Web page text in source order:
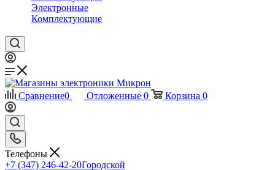
Электронные
Комплектующие
Сравнение0 Отложенные 0 Корзина 0
Телефоны
+7 (347) 246-42-20Городской